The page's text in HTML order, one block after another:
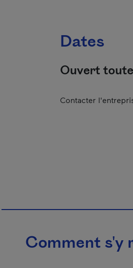
Dates
Ouvert
Contacter
Comment s'y